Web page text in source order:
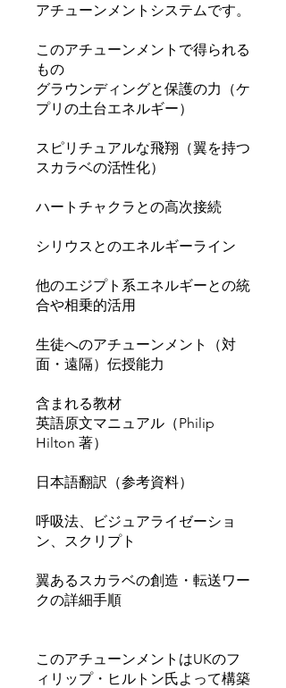
アチューンメントシステムです。
このアチューンメントで得られる
もの
グラウンディングと保護の力（ケ
プリの土台エネルギー）
スピリチュアルな飛翔（翼を持つ
スカラベの活性化）
ハートチャクラとの高次接続
シリウスとのエネルギーライン
他のエジプト系エネルギーとの統
合や相乗的活用
生徒へのアチューンメント（対
面・遠隔）伝授能力
含まれる教材
英語原文マニュアル（Philip
Hilton 著）
日本語翻訳（参考資料）
呼吸法、ビジュアライゼーショ
ン、スクリプト
翼あるスカラベの創造・転送ワー
クの詳細手順
このアチューンメントはUKのフ
ィリップ・ヒルトン氏よって構築